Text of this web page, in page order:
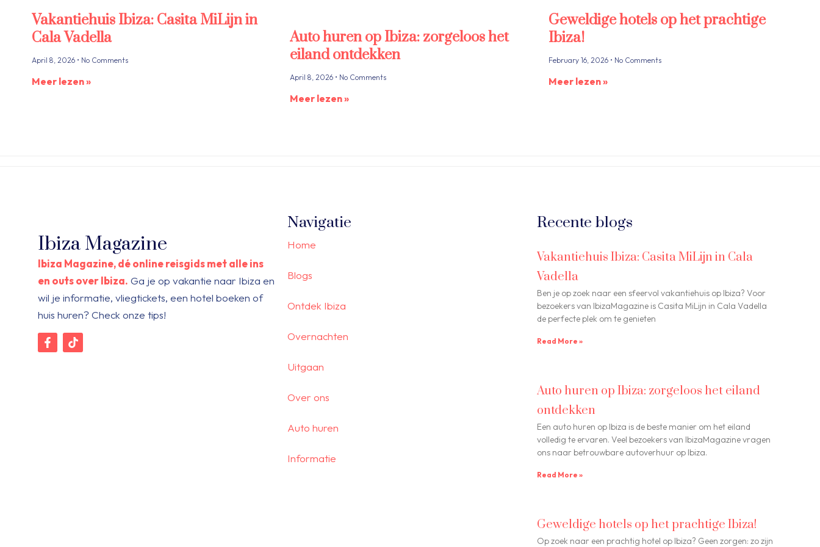
Vakantiehuis Ibiza: Casita MiLijn in
Cala Vadella
April 8, 2026 No Comments
Meer lezen »
Auto huren op Ibiza: zorgeloos het
eiland ontdekken
April 8, 2026 No Comments
Meer lezen »
Geweldige hotels op het prachtige
Ibiza!
February 16, 2026 No Comments
Meer lezen »
Ibiza Magazine
Ibiza Magazine, dé online reisgids met alle ins
en outs over Ibiza. Ga je op vakantie naar Ibiza en
wil je informatie, vliegtickets, een hotel boeken of
huis huren? Check onze tips!
Navigatie
Home
Blogs
Ontdek Ibiza
Overnachten
Uitgaan
Over ons
Auto huren
Informatie
Recente blogs
Vakantiehuis Ibiza: Casita MiLijn in Cala
Vadella
Ben je op zoek naar een sfeervol vakantiehuis op Ibiza? Voor
bezoekers van IbizaMagazine is Casita MiLijn in Cala Vadella
de perfecte plek om te genieten
Read More »
Auto huren op Ibiza: zorgeloos het eiland
ontdekken
Een auto huren op Ibiza is de beste manier om het eiland
volledig te ervaren. Veel bezoekers van IbizaMagazine vragen
ons naar betrouwbare autoverhuur op Ibiza.
Read More »
Geweldige hotels op het prachtige Ibiza!
Op zoek naar een prachtig hotel op Ibiza? Geen zorgen: zo zijn